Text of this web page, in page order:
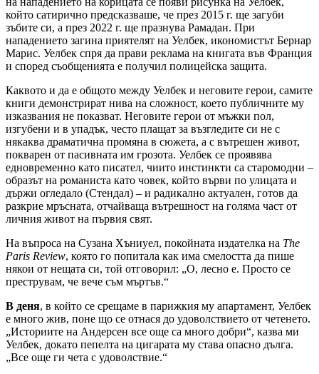
който сатирично предсказваше, че през 2015 г. ще загуби
зъбите си, а през 2022 г. ще празнува Рамадан. При
нападението загина приятелят на Уелбек, икономистът Бернар
Марис. Уелбек спря да прави реклама на книгата във Франция
и според съобщенията е получил полицейска защита.
Каквото и да е общото между Уелбек и неговите герои, самите
книги демонстрират нива на сложност, което публичните му
изказвания не показват. Неговите герои от мъжки пол,
изгубени и в упадък, често плащат за възгледите си не с
някаква драматична промяна в сюжета, а с вътрешен живот,
покварен от пасивната им грозота. Уелбек се проявява
едновременно като писател, чиито инстинкти са старомодни –
образът на романиста като човек, който върви по улицата и
държи огледало (Стендал) – и радикално актуален, готов да
разкрие мръсната, отчайваща вътрешност на голяма част от
личния живот на първия свят.
На въпроса на Сузана Хъниуел, покойната издателка на The
Paris Review, която го попитала как има смелостта да пише
някои от нещата си, той отговорил: „О, лесно е. Просто се
преструвам, че вече съм мъртъв.“
В деня, в който се срещаме в парижкия му апартамент, Уелбек
е много жив, поне що се отнася до удоволствието от четенето.
„Историите на Андерсен все още са много добри“, казва ми
Уелбек, докато пепелта на цигарата му става опасно дълга.
„Все още ги чета с удоволствие.“